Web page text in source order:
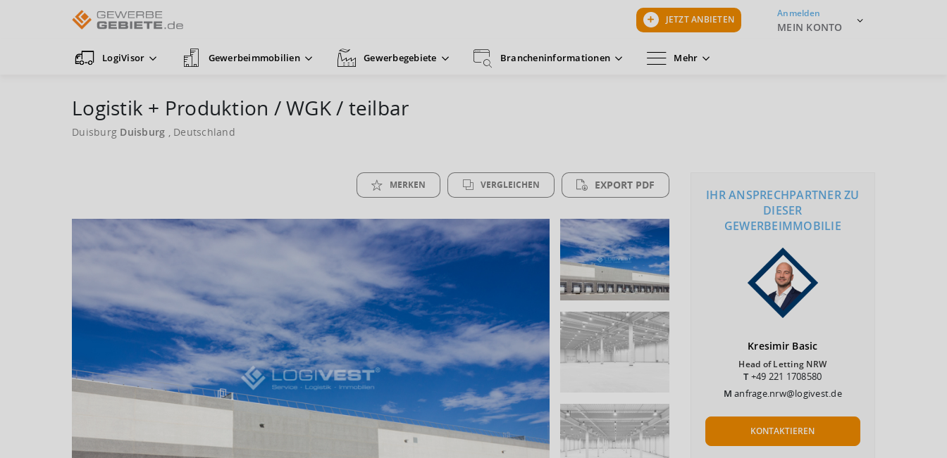
JETZT ANBIETEN
Anmelden
MEIN KONTO
LogiVisor Gewerbeimmobilien Gewerbegebiete Brancheninformationen Mehr
Logistik + Produktion / WGK / teilbar
Duisburg Duisburg , Deutschland
MERKEN VERGLEICHEN EXPORT PDF
IHR ANSPRECHPARTNER ZU
DIESER
GEWERBEIMMOBILIE
Kresimir Basic
Head of Letting NRW
T+49 221 1708580
Manfrage.nrw@logivest.de
KONTAKTIEREN